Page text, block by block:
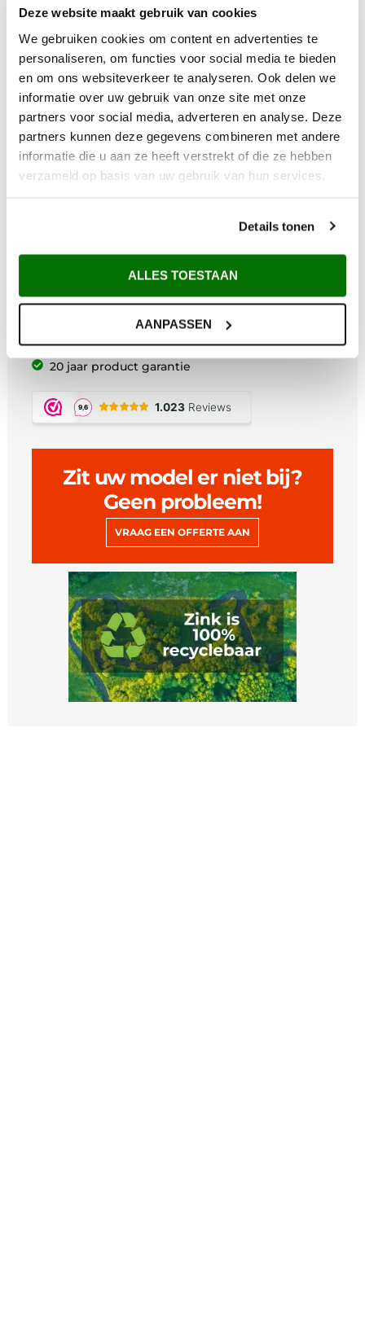
Deze website maakt gebruik van cookies
We gebruiken cookies om content en advertenties te
personaliseren, om functies voor social media te bieden
en om ons websiteverkeer te analyseren. Ook delen we
informatie over uw gebruik van onze site met onze
partners voor social media, adverteren en analyse. Deze
partners kunnen deze gegevens combineren met andere
informatie die u aan ze heeft verstrekt of die ze hebben
verzameld op basis van uw gebruik van hun services.
Details tonen
ALLES TOESTAAN
AANPASSEN
Waarom Metem Zetwerk?
Voor 12:00 uur besteld vandaag verzonden*
Afhalen in Maarsbergen
Maatwerk uit eigen zetterij
Deskundig advies
20 jaar product garantie
Zit uw model er niet bij?
Geen probleem!
VRAAG EEN OFFERTE AAN